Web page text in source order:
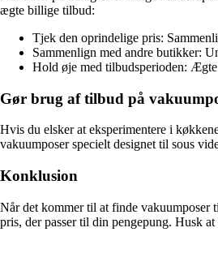
ægte billige tilbud:
Tjek den oprindelige pris:
Sammenlign med andre butikker:
Hold øje med tilbudsperioden:
Gør brug af tilbud på
Hvis du elsker at eksperimentere i
vakuumposer specielt designet til sous
Konklusion
Når det kommer til at finde vakuumposer
pris, der passer til din pengepung. Husk